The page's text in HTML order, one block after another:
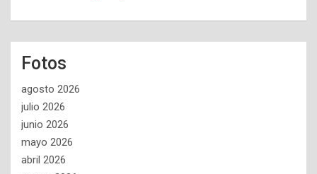
Fotos
agosto 2026
julio 2026
junio 2026
mayo 2026
abril 2026